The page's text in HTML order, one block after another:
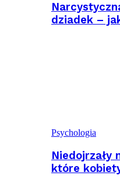
dziadek –
Psychologia
Niedojrzały
które